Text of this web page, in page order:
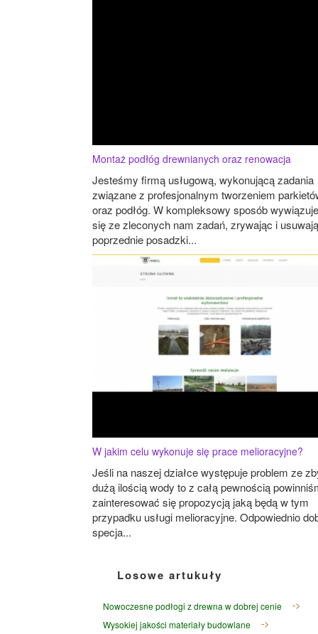
Montaż podłóg drewnianych oraz renowacja
Jesteśmy firmą usługową, wykonującą zadania
związane z profesjonalnym tworzeniem
oraz podłóg. W kompleksowy sposób
się ze zleconych nam zadań, zrywając i
poprzednie posadzki...
W jakim celu wykonuje się prace melioracyjne?
Jeśli na naszej działce występuje problem ze
dużą ilością wody to z całą pewnością
zainteresować się propozycją jaką będą w tym
przypadku usługi melioracyjne. Odpowiednio
specja...
Losowe artukuły
Nowoczesne podłogi z drewna w dobrej cenie
Wysokiej jakości materiały budowlane